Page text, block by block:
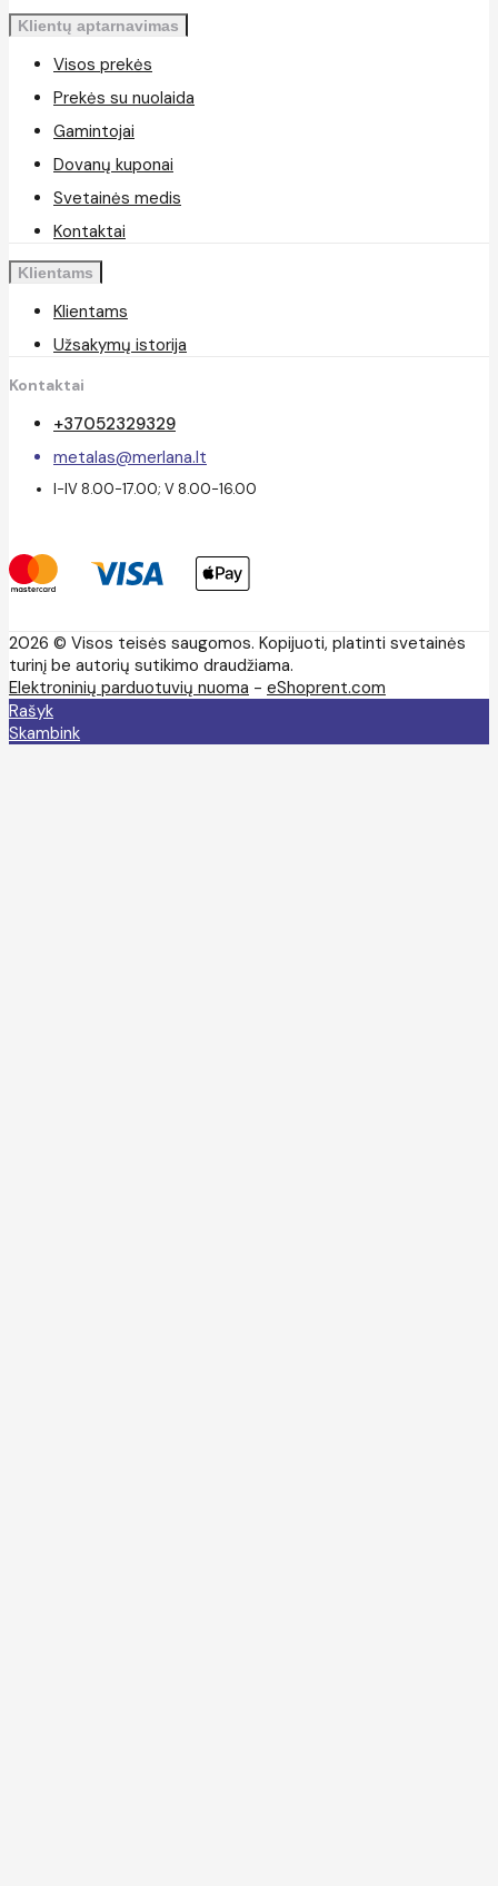
Klientų aptarnavimas
Visos prekės
Prekės su nuolaida
Gamintojai
Dovanų kuponai
Svetainės medis
Kontaktai
Klientams
Klientams
Užsakymų istorija
Kontaktai
+37052329329
metalas@merlana.lt
I-IV 8.00-17.00; V 8.00-16.00
2026 © Visos teisės saugomos. Kopijuoti, platinti svetainės
turinį be autorių sutikimo draudžiama.
Elektroninių parduotuvių nuoma - eShoprent.com
Rašyk
Skambink